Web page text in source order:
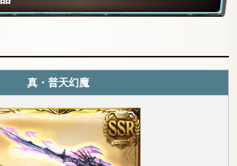
真・普天幻魔